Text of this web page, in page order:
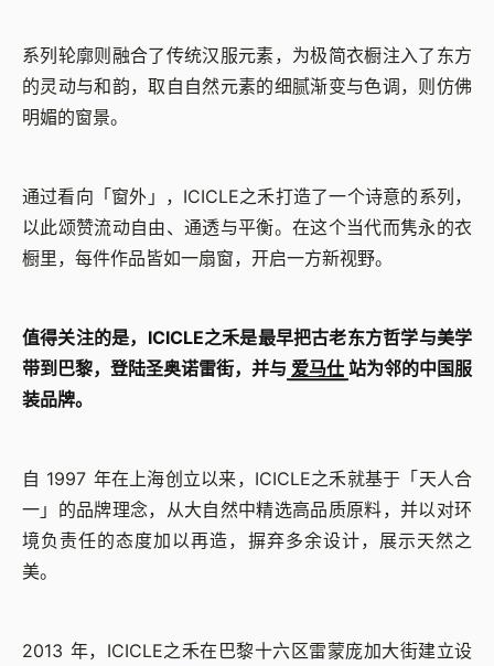
系列轮廓则融合了传统汉服元素，为极简衣橱注入了东方
的灵动与和韵，取自自然元素的细腻渐变与色调，则仿佛
明媚的窗景。
通过看向「窗外」，ICICLE之禾打造了一个诗意的系列，
以此颂赞流动自由、通透与平衡。在这个当代而隽永的衣
橱里，每件作品皆如一扇窗，开启一方新视野。
值得关注的是，ICICLE之禾是最早把古老东方哲学与美学
带到巴黎，登陆圣奥诺雷街，并与 爱马仕 站为邻的中国服
装品牌。
自 1997 年在上海创立以来，ICICLE之禾就基于「天人合
一」的品牌理念，从大自然中精选高品质原料，并以对环
境负责任的态度加以再造，摒弃多余设计，展示天然之
美。
2013 年，ICICLE之禾在巴黎十六区雷蒙庞加大街建立设